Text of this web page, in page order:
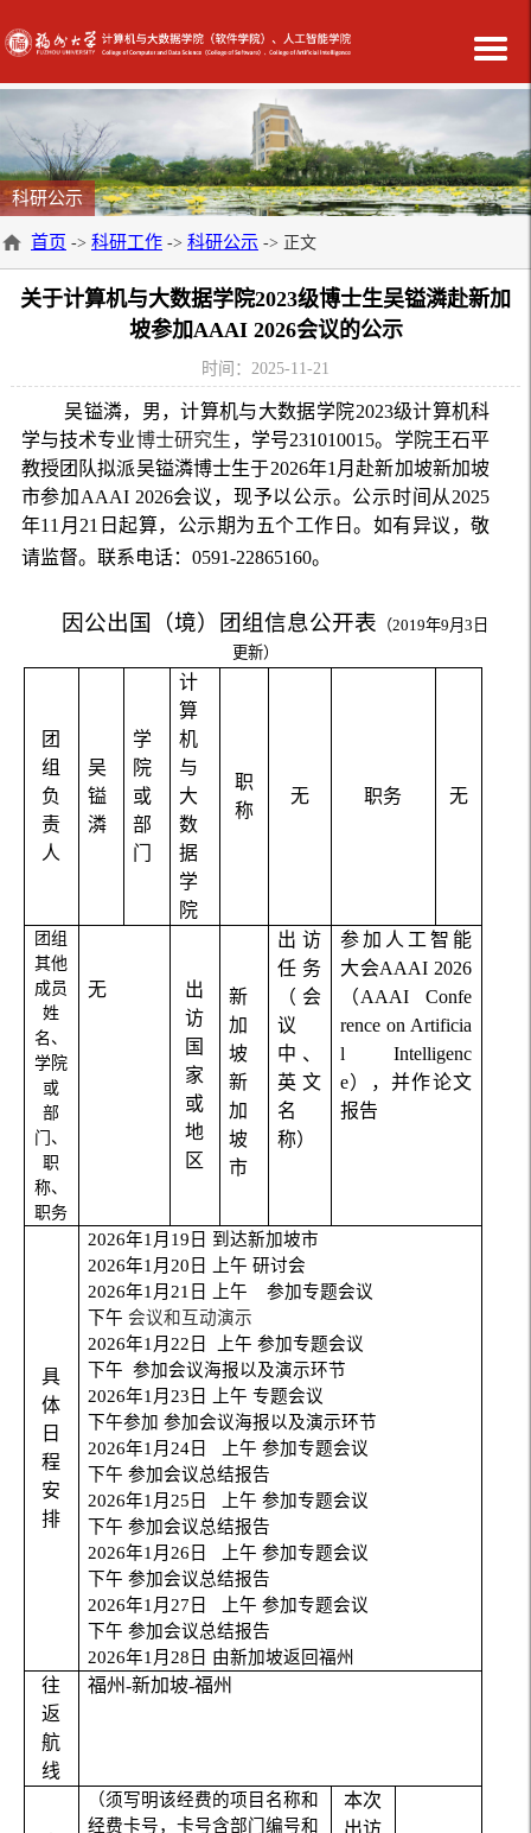
科研公示
首页 -> 科研工作 -> 科研公示 -> 正文
关于计算机与大数据学院2023级博士生吴镒潾赴新加
坡参加AAAI 2026会议的公示
时间：2025-11-21
吴镒潾，男，计算机与大数据学院2023级计算机科
学与技术专业博士研究生 ，学号231010015。学院王石平
教授团队拟派吴镒潾博士生于2026年1 月赴新加坡新加坡
市参加 AAAI 2026会议，现予以公示。公示时间从 2025
年11 月 21 日起算，公示期为五个工作日。如有异议，敬
请监督。联系电话： 0591-22865160。
因公出国（境）团组信息公开表 （2019年9 月 3 日
更新）
团
组
负
责
人
吴
镒
潾
学
院
或
部
门
计
算
机
与
大
数
据
学
院
职
称
无 职务 无
团组
其他
成员
姓
名、
学院
或
部
门、
职
称、
职务
无
出
访
国
家
或
地
区
新
加
坡
新
加
坡
市
出访
任务
（会
议
中、
英文
名
称）
参加人工智能
大会AAAI 2026
（AAAI Confe
rence on Artificia
l Intelligenc
e），并作论文
报告
具
体
日
程
安
排
2026年1 月 19 日 到达新加坡市
2026年1 月 20 日 上午 研讨会
2026年1 月 21 日 上午
参加专题会议
下午 会议和互动演示
2026年1 月 22 日 上午 参加专题会议
下午 参加会议海报以及演示环节
2026年1 月 23 日 上午 专题会议
下午参加 参加会议海报以及演示环节
2026年1 月 24日 上午 参加专题会议
下午 参加会议总结报告
2026年1 月 25 日 上午 参加专题会议
下午 参加会议总结报告
2026年1 月 26 日 上午 参加专题会议
下午 参加会议总结报告
2026年1 月 27 日 上午 参加专题会议
下午 参加会议总结报告
2026年1 月 28 日 由新加坡返回福州
往
返
航
线
福州-新加坡-福州
（须写明该经费的项目名称和
经费卡号，卡号含部门编号和
本次
出访